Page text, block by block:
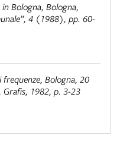
Bologna, Bologna,
4 (1988), pp. 60-
frequenze, Bologna, 20
Grafis, 1982, p. 3-23